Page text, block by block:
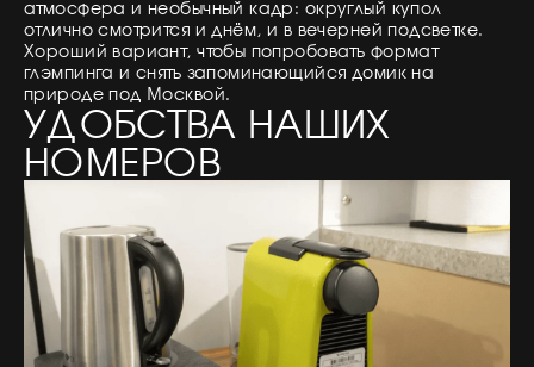
атмосфера и необычный кадр: округлый купол
отлично смотрится и днём, и в вечерней подсветке.
Хороший вариант, чтобы попробовать формат
глэмпинга и снять запоминающийся домик на
природе под Москвой.
УДОБСТВА НАШИХ
НОМЕРОВ